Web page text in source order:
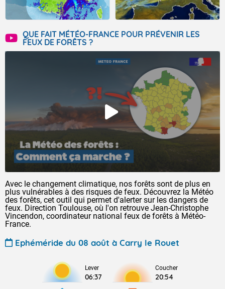
QUE FAIT MÉTÉO-FRANCE POUR PRÉVENIR LES
FEUX DE FORÊTS ?
Avec le changement climatique, nos forêts sont de plus en
plus vulnérables à des risques de feux. Découvrez la Météo
des forêts, cet outil qui permet d'alerter sur les dangers de
feux. Direction Toulouse, où l'on retrouve Jean-Christophe
Vincendon, coordinateur national feux de forêts à Météo-
France.
Ephéméride du 08 août à Carry le Rouet
Lever
06:37
Coucher
20:54